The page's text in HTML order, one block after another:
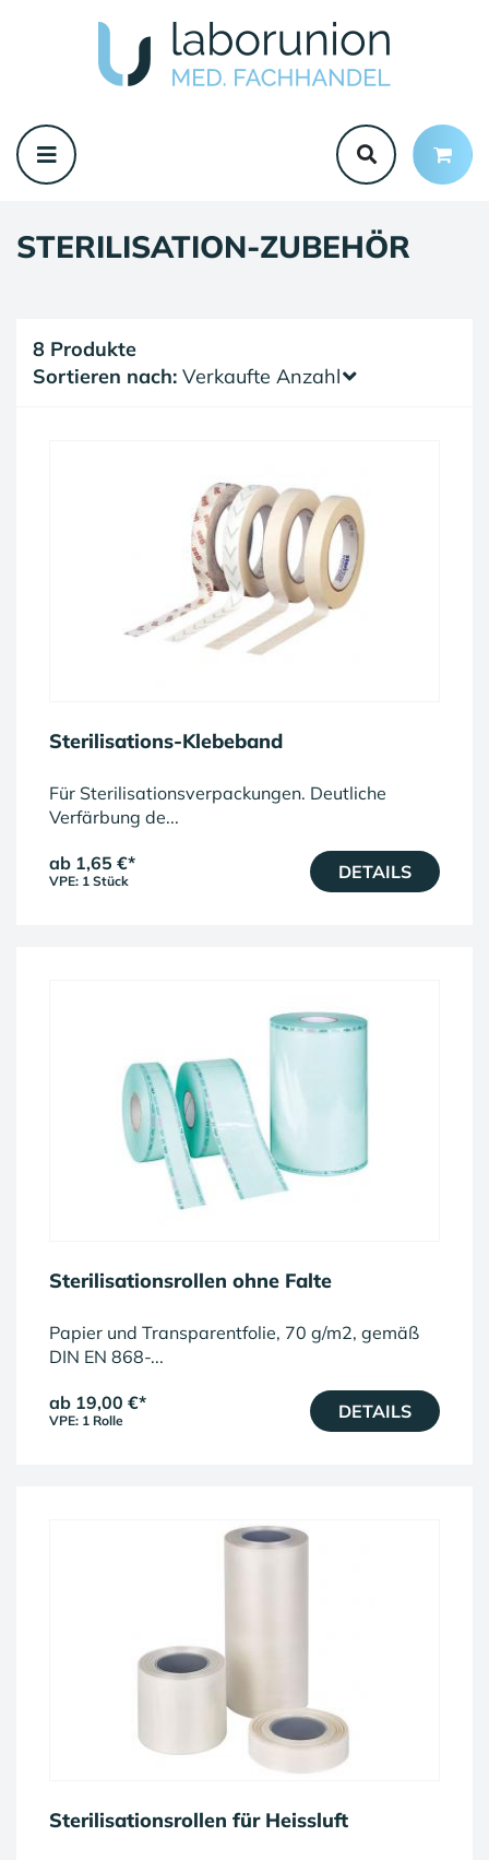
STERILISATION-ZUBEHÖR
8 Produkte
Sortieren nach: Verkaufte Anzahl
Sterilisations-Klebeband
Für Sterilisationsverpackungen. Deutliche
Verfärbung de...
ab 1,65 €*
VPE: 1 Stück DETAILS
Sterilisationsrollen ohne Falte
Papier und Transparentfolie, 70 g/m2, gemäß
DIN EN 868-...
ab 19,00 €*
VPE: 1 Rolle DETAILS
Sterilisationsrollen für Heissluft